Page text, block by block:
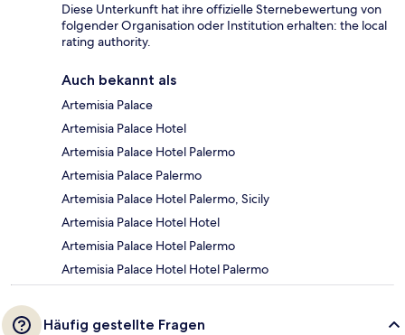
Diese Unterkunft hat ihre offizielle Sternebewertung von
folgender Organisation oder Institution erhalten: the local
rating authority.
Auch bekannt als
Artemisia Palace
Artemisia Palace Hotel
Artemisia Palace Hotel Palermo
Artemisia Palace Palermo
Artemisia Palace Hotel Palermo, Sicily
Artemisia Palace Hotel Hotel
Artemisia Palace Hotel Palermo
Artemisia Palace Hotel Hotel Palermo
Häufig gestellte Fragen